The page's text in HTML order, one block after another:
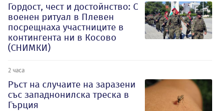
Гордост, чест и достойнство: С
военен ритуал в Плевен
посрещнаха участниците в
контингента ни в Косово
(СНИМКИ)
2 часа
Ръст на случаите на заразени
със западнонилска треска в
Гърция